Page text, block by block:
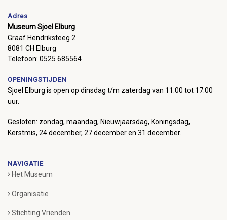
Adres
Museum Sjoel Elburg
Graaf Hendriksteeg 2
8081 CH Elburg
Telefoon: 0525 685564
OPENINGSTIJDEN
Sjoel Elburg is open op dinsdag t/m zaterdag van 11:00 tot 17:00
uur.
Gesloten: zondag, maandag, Nieuwjaarsdag, Koningsdag,
Kerstmis, 24 december, 27 december en 31 december.
NAVIGATIE
Het Museum
Organisatie
Stichting Vrienden